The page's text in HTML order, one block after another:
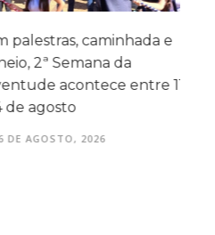
palestras, caminhada e
2ª Semana da
acontece entre 11
de agosto
AGOSTO, 2026